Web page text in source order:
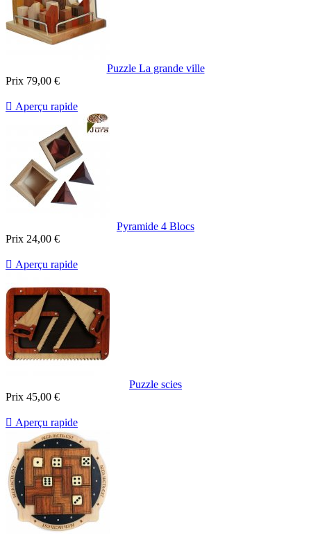
Puzzle La grande ville
Prix 79,00 €
 Aperçu rapide
Pyramide 4 Blocs
Prix 24,00 €
 Aperçu rapide
Puzzle scies
Prix 45,00 €
 Aperçu rapide